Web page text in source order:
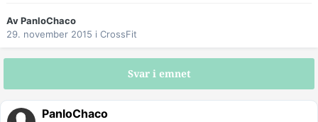
AvPanloChaco
29. november 2015 i CrossFit
Svar i emnet
PanloChaco